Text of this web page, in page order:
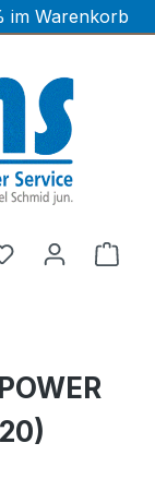
im Warenkorb